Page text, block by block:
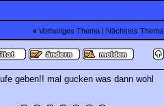
« Vorheriges Thema| Nächstes Thema
geben!! mal gucken was dann wohl